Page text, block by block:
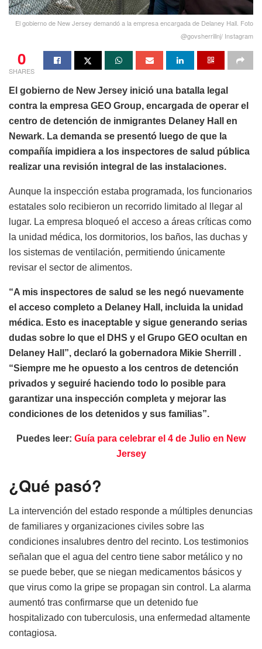
El gobierno de New Jersey demandó a la empresa encargada de Delaney Hall. Foto
@govsherrillnj/ Instagram
0
SHARES
El gobierno de New Jersey inició una batalla legal
contra la empresa GEO Group, encargada de operar el
centro de detención de inmigrantes Delaney Hall en
Newark. La demanda se presentó luego de que la
compañía impidiera a los inspectores de salud pública
realizar una revisión integral de las instalaciones.
Aunque la inspección estaba programada, los funcionarios
estatales solo recibieron un recorrido limitado al llegar al
lugar. La empresa bloqueó el acceso a áreas críticas como
la unidad médica, los dormitorios, los baños, las duchas y
los sistemas de ventilación, permitiendo únicamente
revisar el sector de alimentos.
“A mis inspectores de salud se les negó nuevamente
el acceso completo a Delaney Hall, incluida la unidad
médica. Esto es inaceptable y sigue generando serias
dudas sobre lo que el DHS y el Grupo GEO ocultan en
Delaney Hall”, declaró la gobernadora Mikie Sherrill .
“Siempre me he opuesto a los centros de detención
privados y seguiré haciendo todo lo posible para
garantizar una inspección completa y mejorar las
condiciones de los detenidos y sus familias”.
Puedes leer: Guía para celebrar el 4 de Julio en New
Jersey
¿Qué pasó?
La intervención del estado responde a múltiples denuncias
de familiares y organizaciones civiles sobre las
condiciones insalubres dentro del recinto. Los testimonios
señalan que el agua del centro tiene sabor metálico y no
se puede beber, que se niegan medicamentos básicos y
que virus como la gripe se propagan sin control. La alarma
aumentó tras confirmarse que un detenido fue
hospitalizado con tuberculosis, una enfermedad altamente
contagiosa.